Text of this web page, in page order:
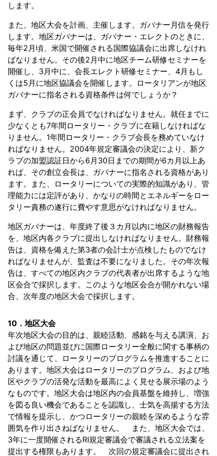
します。
また、地区大会を計画、主催します。ガバナー月信を発行
します。地区ガバナーは、ガバナー・エレクトのときに、
毎年2月頃、米国で開催される国際協議会に出席しなけれ
ばなりません。その後2月中に地区チーム研修セミナーを
開催し、3月中に、会長エレクト研修セミナー、4月もし
くは5月に地区協議会を開催します。ロータリアンが地区
ガバナーに指名される資格条件は何でしょうか？
まず、クラブの正会員でなければなりません。就任までに
少なくとも7年間ロータリー・クラブに在籍しなければな
りません。1年間ロータリー・クラブ会長を務めていなけ
ればなりません。2004年規定審議会の決定により、新ク
ラブの加盟認証日から6月30日までの期間が6カ月以上あ
れば、その創立会長は、ガバナーに指名される資格があり
ます。また、ロータリーについての実際的知識があり、管
理能力には定評があり、かなりの時間とエネルギーをロー
タリー責務の遂行に費やす意思がなければなりません。
地区ガバナーは、年度終了後３カ月以内に地区の財務報告
を、地区内各クラブに提出しなければなりません。財務報
告は、資格を備えた第3者の会計士が点検したものでなけ
ればなりませんが、監査は不要になりました。その年次報
告は、すべての地区内クラブの代表者が出席するような地
区会合で採択します。このような地区会合が開かれない場
合、次年度の地区大会で採択します。
10．地区大会
年次地区大会の目的は、親睦活動、感銘を与える講演、お
よび地区の問題並びに国際ロータリー全般に関する事柄の
討議を通じて、ロータリーのプログラムを推進することに
あります。地区大会はロータリーのプログラム、および地
区やクラブの活発な活動を最高によく見せる展示場のよう
なものです。地区大会は地区内の会員基盤を維持し、増強
を図る良い機会であることを認識し、士気を高揚する方法
で情報を提示し、かつロータリーの親睦を深めるような雰
囲気を作り出さねばなりません。 また、地区大会では、
3年に一度開催されるRI規定審議会で審議される立法案を
提出する権限もあります。 次回の規定審議会に提出され